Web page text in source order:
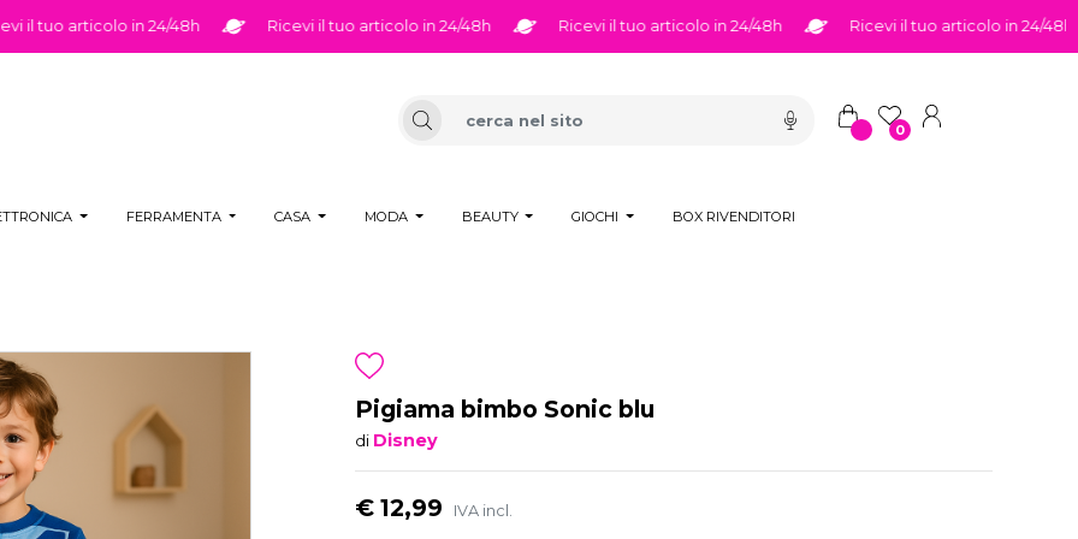
tuo articolo in 24/48h Ricevi il tuo articolo in 24/48h Ricevi il tuo articolo in 24/48h Ricevi il tuo articolo in 24/48h
0
FERRAMENTA CASA MODA BEAUTY GIOCHI BOX RIVENDITORI
Pigiama bimbo Sonic blu
di Disney
€ 12,99 IVA incl.